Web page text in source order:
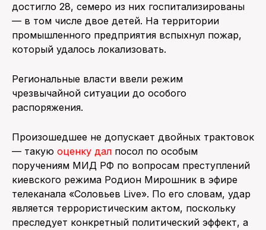
достигло 28, семеро из них госпитализированы
— в том числе двое детей. На территории
промышленного предприятия вспыхнул пожар,
который удалось локализовать.
Региональные власти ввели режим
чрезвычайной ситуации до особого
распоряжения.
Произошедшее не допускает двойных трактовок
— такую оценку дал посол по особым
поручениям МИД РФ по вопросам преступлений
киевского режима Родион Мирошник в эфире
телеканала «Соловьев Live». По его словам, удар
является террористическим актом, поскольку
преследует конкретный политический эффект, а